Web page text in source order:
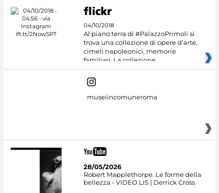
04/10/2018
Al piano terra di #PalazzoPrimoli si
trova una collezione di opere d’arte,
cimeli napoleonici, memorie
familiari. La collezione
museiincomuneroma
28/05/2026
Robert Mapplethorpe. Le forme della
bellezza - VIDEO LIS | Derrick Cross